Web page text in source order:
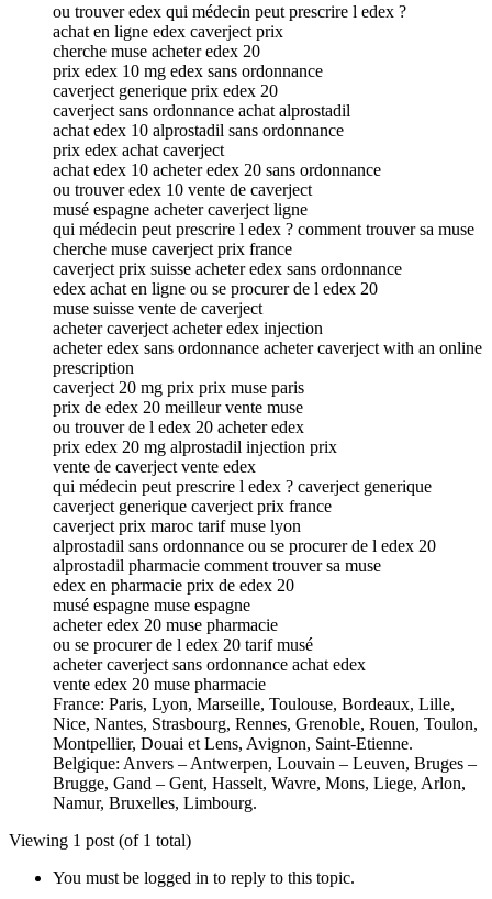
ou trouver edex qui médecin peut prescrire l edex ?
achat en ligne edex caverject prix
cherche muse acheter edex 20
prix edex 10 mg edex sans ordonnance
caverject generique prix edex 20
caverject sans ordonnance achat alprostadil
achat edex 10 alprostadil sans ordonnance
prix edex achat caverject
achat edex 10 acheter edex 20 sans ordonnance
ou trouver edex 10 vente de caverject
musé espagne acheter caverject ligne
qui médecin peut prescrire l edex ? comment trouver sa muse
cherche muse caverject prix france
caverject prix suisse acheter edex sans ordonnance
edex achat en ligne ou se procurer de l edex 20
muse suisse vente de caverject
acheter caverject acheter edex injection
acheter edex sans ordonnance acheter caverject with an online
prescription
caverject 20 mg prix prix muse paris
prix de edex 20 meilleur vente muse
ou trouver de l edex 20 acheter edex
prix edex 20 mg alprostadil injection prix
vente de caverject vente edex
qui médecin peut prescrire l edex ? caverject generique
caverject generique caverject prix france
caverject prix maroc tarif muse lyon
alprostadil sans ordonnance ou se procurer de l edex 20
alprostadil pharmacie comment trouver sa muse
edex en pharmacie prix de edex 20
musé espagne muse espagne
acheter edex 20 muse pharmacie
ou se procurer de l edex 20 tarif musé
acheter caverject sans ordonnance achat edex
vente edex 20 muse pharmacie
France: Paris, Lyon, Marseille, Toulouse, Bordeaux, Lille,
Nice, Nantes, Strasbourg, Rennes, Grenoble, Rouen, Toulon,
Montpellier, Douai et Lens, Avignon, Saint-Etienne.
Belgique: Anvers – Antwerpen, Louvain – Leuven, Bruges –
Brugge, Gand – Gent, Hasselt, Wavre, Mons, Liege, Arlon,
Namur, Bruxelles, Limbourg.
Viewing 1 post (of 1 total)
You must be logged in to reply to this topic.